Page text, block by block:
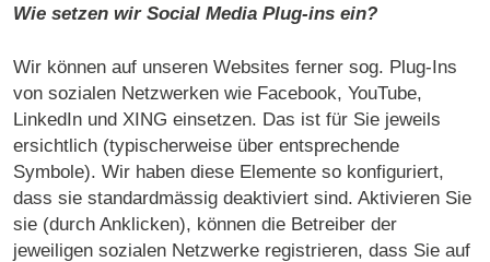
Wie setzen wir Social Media Plug-ins ein?
Wir können auf unseren Websites ferner sog. Plug-Ins
von sozialen Netzwerken wie Facebook, YouTube,
LinkedIn und XING einsetzen. Das ist für Sie jeweils
ersichtlich (typischerweise über entsprechende
Symbole). Wir haben diese Elemente so konfiguriert,
dass sie standardmässig deaktiviert sind. Aktivieren Sie
sie (durch Anklicken), können die Betreiber der
jeweiligen sozialen Netzwerke registrieren, dass Sie auf